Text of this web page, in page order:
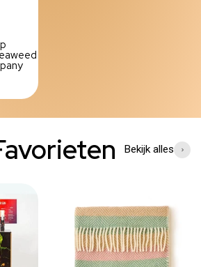
Bekijk alles